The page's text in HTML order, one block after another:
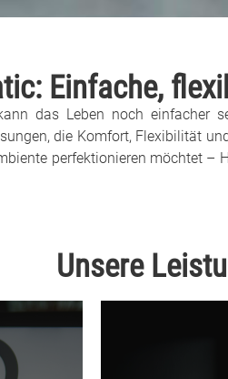
Einfache,
das Leben noch
die Komfort, Flexibilität
perfektionieren möchtet
Unsere